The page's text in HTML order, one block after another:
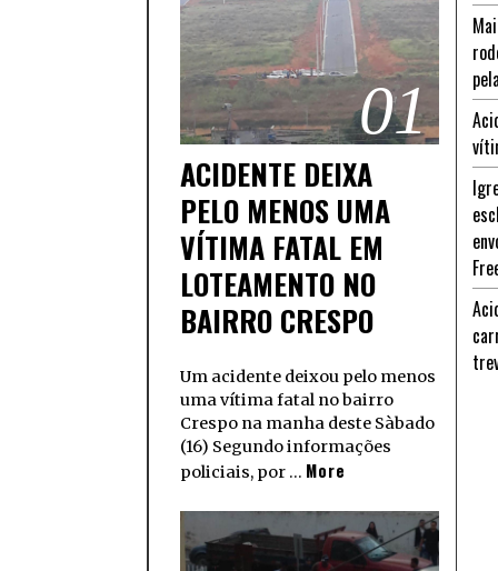
01
ACIDENTE DEIXA
PELO MENOS UMA
VÍTIMA FATAL EM
LOTEAMENTO NO
BAIRRO CRESPO
Um acidente deixou pelo menos
uma vítima fatal no bairro
Crespo na manha deste Sàbado
(16) Segundo informações
policiais, por … More